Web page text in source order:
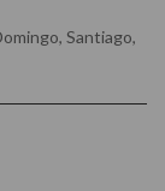
Santiago,